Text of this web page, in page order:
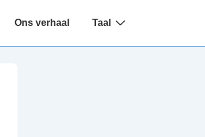
Ons verhaal Taal